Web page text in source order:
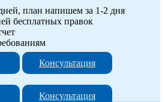
план напишем за 1-2 дня
бесплатных правок
Консультация
Консультация